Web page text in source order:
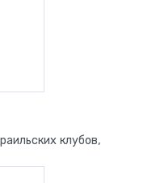
клубов,